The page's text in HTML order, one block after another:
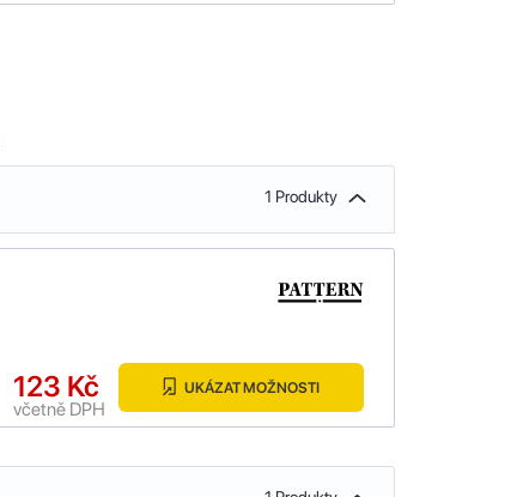
1 Produkty
123 Kč
včetně DPH
UKÁZAT MOŽNOSTI